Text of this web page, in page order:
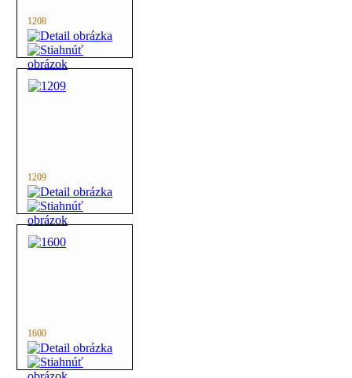
1208
1209
1600